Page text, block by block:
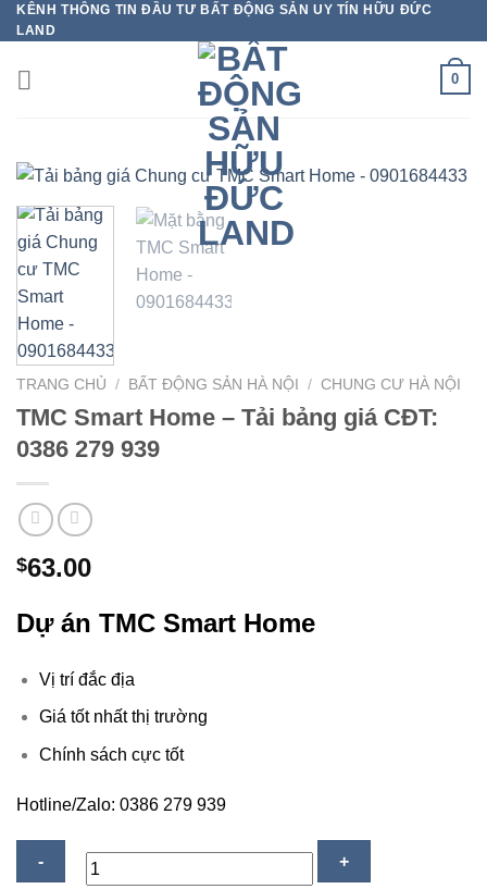
Bỏ
qua
nội
dung
KÊNH THÔNG TIN ĐẦU TƯ BẤT ĐỘNG SẢN UY TÍN HỮU ĐỨC
LAND
0
TRANG CHỦ / BẤT ĐỘNG SẢN HÀ NỘI / CHUNG CƯ HÀ NỘI
TMC Smart Home – Tải bảng giá CĐT:
0386 279 939
$63.00
Dự án TMC Smart Home
Vị trí đắc địa
Giá tốt nhất thị trường
Chính sách cực tốt
Hotline/Zalo: 0386 279 939